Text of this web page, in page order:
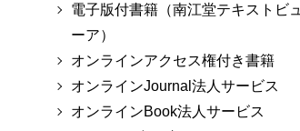
電子版付書籍（南江堂テキストビュ
ーア）
オンラインアクセス権付き書籍
オンラインJournal法人サービス
オンラインBook法人サービス